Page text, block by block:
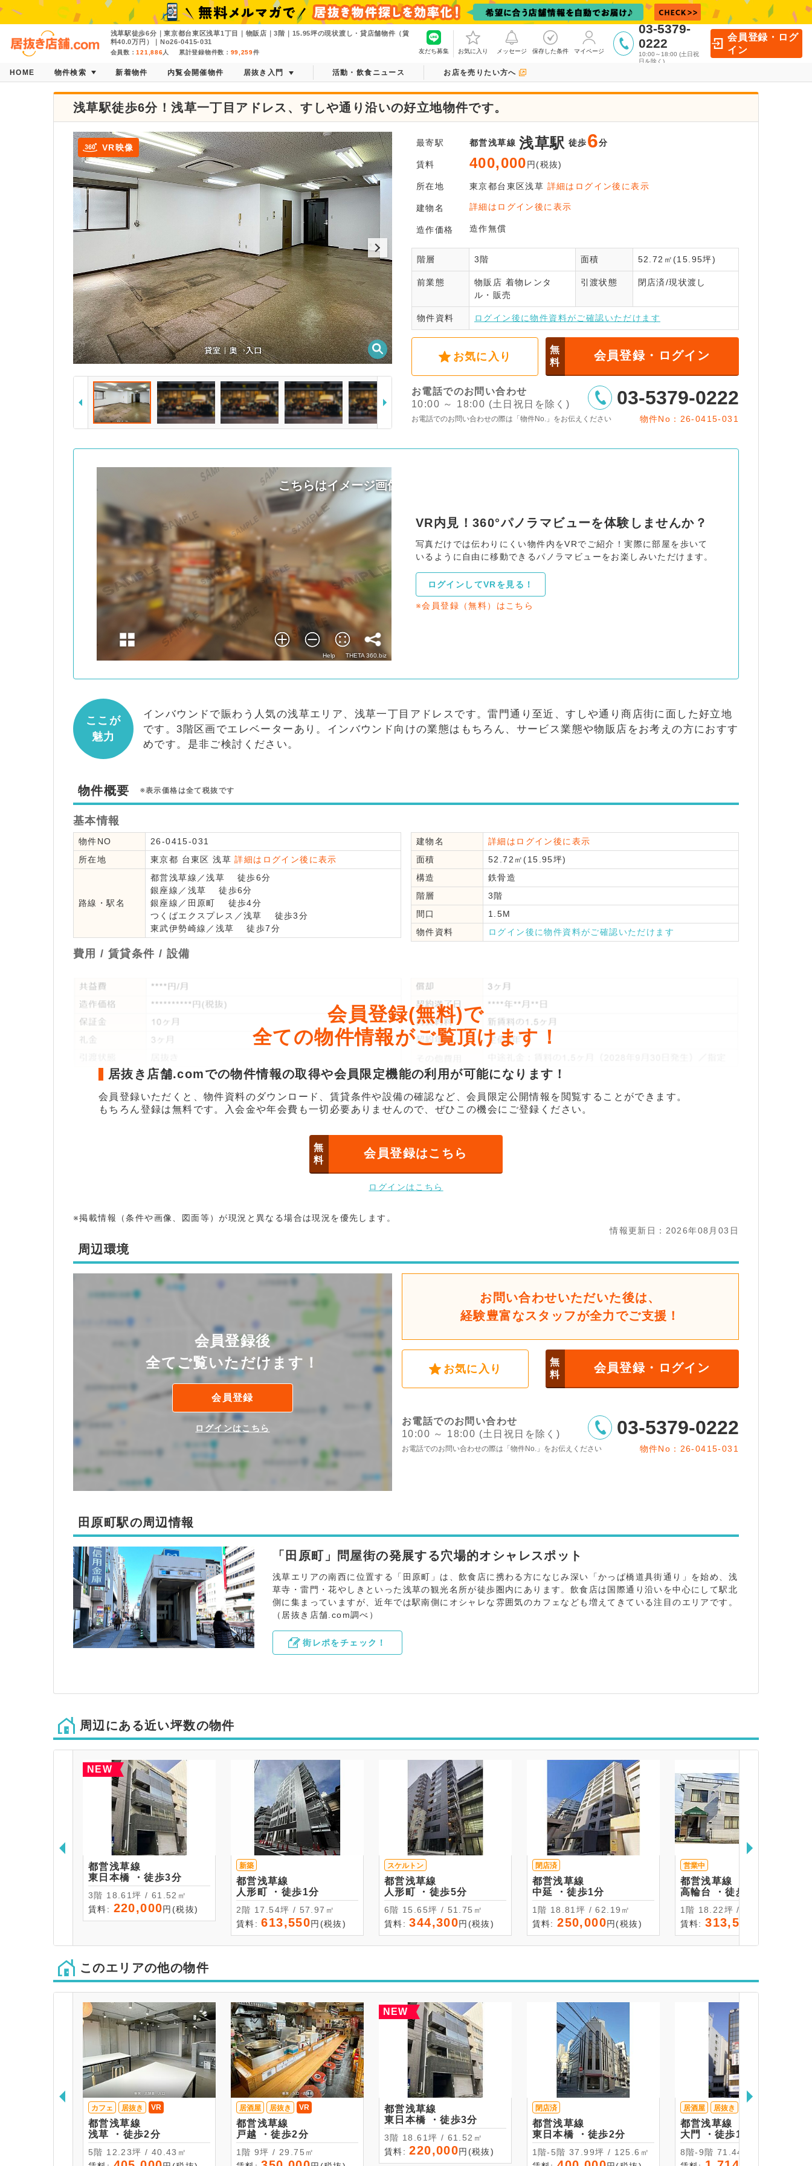
浅草駅徒歩6分｜東京都台東区浅草1丁目｜物販店｜3階｜15.95坪の現状渡し・貸店舗物件（賃
料40.0万円）｜No26-0415-031
会員数：121,886人 累計登録物件数： 99,259件 友だち募集 お気に入り メッセージ 保存した条件 マイページ
03-5379-
0222
10:00～18:00 (土日祝
日を除く)
会員登録・ログ
イン
HOME 物件検索 新着物件 内覧会開催物件 居抜き入門 活動・飲食ニュース お店を売りたい方へ
浅草駅徒歩6分！浅草一丁目アドレス、すしや通り沿いの好立地物件です。
会員登録後
全てご覧いただけます！
VR映像
最寄駅 都営浅草線 浅草駅 徒歩6分
賃料 400,000円(税抜)
所在地 東京都台東区浅草 詳細はログイン後に表示
建物名 詳細はログイン後に表示
造作価格 造作無償
階層 3階 面積 52.72㎡(15.95坪)
前業態 物販店 着物レンタ
ル・販売
引渡状態 閉店済/現状渡し
物件資料 ログイン後に物件資料がご確認いただけます
お気に入り
無
料
会員登録・ログイン
お電話でのお問い合わせ
10:00 ～ 18:00 (土日祝日を除く)
03-5379-0222
お電話でのお問い合わせの際は「物件No.」をお伝えください 物件No：26-0415-031
VR内見！360°パノラマビューを体験しませんか？
写真だけでは伝わりにくい物件内をVRでご紹介！実際に部屋を歩いて
いるように自由に移動できるパノラマビューをお楽しみいただけます。
ログインしてVRを見る！
※会員登録（無料）はこちら
ここが
魅力
インバウンドで賑わう人気の浅草エリア、浅草一丁目アドレスです。雷門通り至近、すしや通り商店街に面した好立地
です。3階区画でエレベーターあり。インバウンド向けの業態はもちろん、サービス業態や物販店をお考えの方におすす
めです。是非ご検討ください。
物件概要 ※表示価格は全て税抜です
基本情報
物件NO
26-0415-031
所在地
東京都 台東区 浅草詳細はログイン後に表示
路線・駅名
都営浅草線 ／浅草 徒歩6分
銀座線 ／ 浅草 徒歩6分
銀座線 ／ 田原町
徒歩4分
つくばエクスプレス ／浅草
徒歩3分
東武伊勢崎線 ／ 浅草 徒歩7分
建物名
詳細はログイン後に表示
面積
52.72㎡(15.95坪)
構造
鉄骨造
階層
3階
間口
1.5M
物件資料
ログイン後に物件資料がご確認いただけます
費用 / 賃貸条件 / 設備
会員登録(無料)で
全ての物件情報がご覧頂けます！
居抜き店舗.comでの物件情報の取得や会員限定機能の利用が可能になります！
会員登録いただくと、物件資料のダウンロード、賃貸条件や設備の確認など、会員限定公開情報を閲覧することができます。
もちろん登録は無料です。入会金や年会費も一切必要ありませんので、ぜひこの機会にご登録ください。
無
料
会員登録はこちら
ログインはこちら
※掲載情報（条件や画像、図面等）が現況と異なる場合は現況を優先します。
情報更新日：2026年08月03日
周辺環境
会員登録後
全てご覧いただけます！
会員登録
ログインはこちら
お問い合わせいただいた後は、
経験豊富なスタッフが全力でご支援！
お気に入り
無
料
会員登録・ログイン
お電話でのお問い合わせ
10:00 ～ 18:00 (土日祝日を除く)
03-5379-0222
お電話でのお問い合わせの際は「物件No.」をお伝えください 物件No：26-0415-031
田原町駅の周辺情報
「田原町」問屋街の発展する穴場的オシャレスポット
浅草エリアの南西に位置する「田原町」は、飲食店に携わる方になじみ深い「かっぱ橋道具街通り」を始め、浅
草寺・雷門・花やしきといった浅草の観光名所が徒歩圏内にあります。飲食店は国際通り沿いを中心にして駅北
側に集まっていますが、近年では駅南側にオシャレな雰囲気のカフェなども増えてきている注目のエリアです。
（居抜き店舗.com調べ）
街レポをチェック！
周辺にある近い坪数の物件
NEW
都営浅草線
東日本橋 ・徒歩3分
3階 18.61坪 / 61.52㎡
賃料: 220,000円(税抜)
新築
都営浅草線
人形町 ・徒歩1分
2階 17.54坪 / 57.97㎡
賃料:613,550円(税抜)
スケルトン
都営浅草線
人形町 ・徒歩5分
6階 15.65坪 / 51.75㎡
賃料:344,300円(税抜)
閉店済
都営浅草線
中延 ・徒歩1分
1階 18.81坪 / 62.19㎡
賃料:250,000円(税抜)
営業中
都営浅草線
高輪台 ・徒歩9分
1階 18.22坪 / 60.245㎡
賃料:313,500
このエリアの他の物件
カフェ 居抜き VR
都営浅草線
浅草 ・徒歩2分
5階 12.23坪 / 40.43㎡
居酒屋 居抜き VR
都営浅草線
戸越 ・徒歩2分
1階 9坪 / 29.75㎡
NEW
都営浅草線
東日本橋 ・徒歩3分
3階 18.61坪 / 61.52㎡
賃料:220,000円(税抜)
閉店済
都営浅草線
東日本橋 ・徒歩2分
1階-5階 37.99坪 / 125.6㎡
居酒屋 居抜き
都営浅草線
大門 ・徒歩1分
8階-9階 71.44坪 / 236.16
㎡